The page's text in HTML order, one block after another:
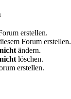
erstellen.
Forum erstellen.
nicht ändern.
nicht löschen.
erstellen.